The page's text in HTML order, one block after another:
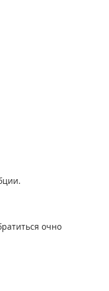
очно